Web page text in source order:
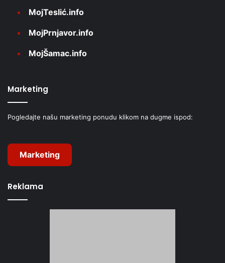
MojTeslić.info
MojPrnjavor.info
MojŠamac.info
Marketing
Pogledajte našu marketing ponudu klikom na dugme ispod:
Marketing
Reklama